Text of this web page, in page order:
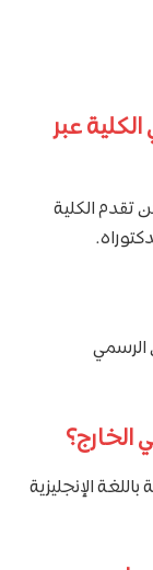
عبر
تقدم الكلية
الرسمي
الخارج؟
الإنجليزية